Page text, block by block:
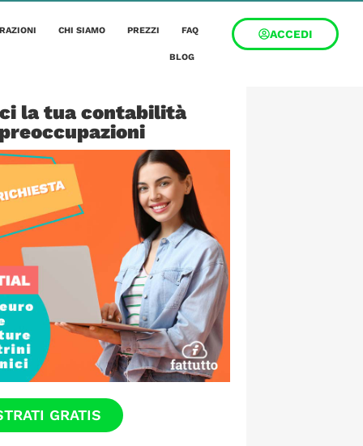
CHI SIAMO PREZZI FAQ
BLOG
ACCEDI
la tua contabilità
GRATIS